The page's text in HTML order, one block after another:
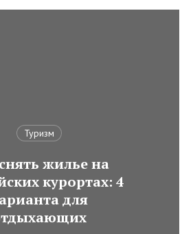
Туризм
жилье на
курортах: 4
для